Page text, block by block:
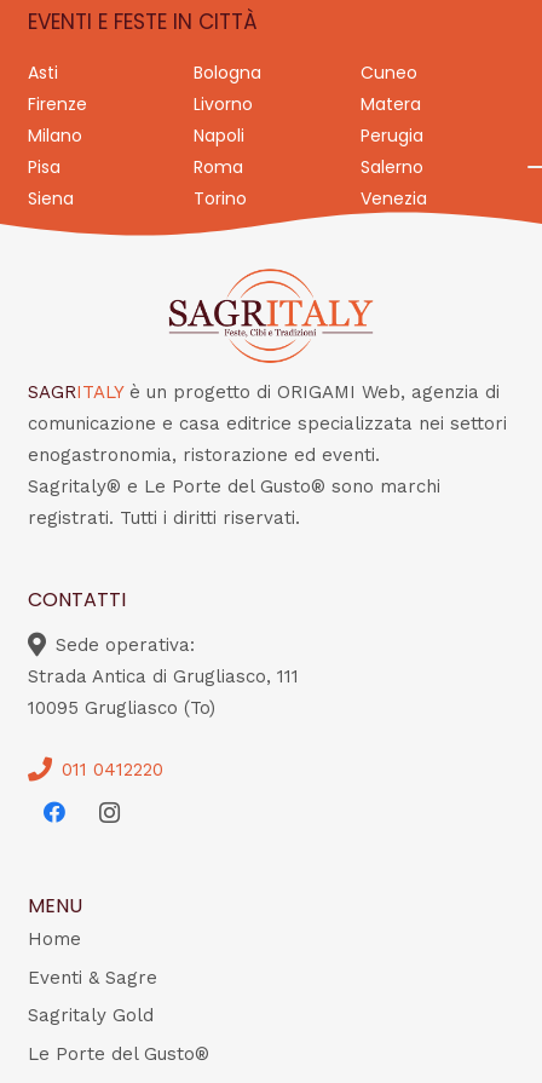
EVENTI E FESTE IN CITTÀ
Asti Bologna
Cuneo
Firenze
Livorno
Matera
Milano
Napoli
Perugia
Pisa
Roma
Salerno
Siena
Torino Venezia
SAGRITALY è un progetto di ORIGAMI Web, agenzia di
comunicazione e casa editrice specializzata nei settori
enogastronomia, ristorazione ed eventi.
Sagritaly® e Le Porte del Gusto® sono marchi
registrati. Tutti i diritti riservati.
CONTATTI
Sede operativa:
Strada Antica di Grugliasco, 111
10095 Grugliasco (To)
011 0412220
MENU
Home
Eventi & Sagre
Sagritaly Gold
Le Porte del Gusto®